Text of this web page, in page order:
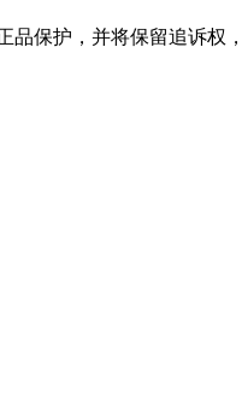
保护，并将保留追诉权